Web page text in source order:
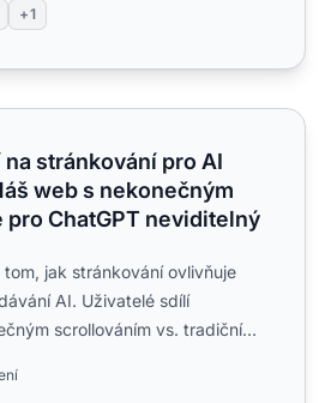
+1
pro AI vyhledávání? Náš
stránkování pro AI
web s nekonečným
ChatGPT neviditelný
jak stránkování ovlivňuje
AI. Uživatelé sdílí
scrollováním vs. tradičním